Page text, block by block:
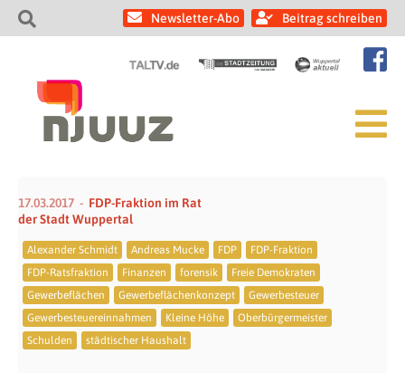
Newsletter-Abo Beitrag schreiben
17.03.2017
FDP-Fraktion im Rat
der Stadt Wuppertal
Alexander Schmidt Andreas Mucke FDP
FDP-Fraktion
FDP-Ratsfraktion
Finanzen forensik
Freie Demokraten
Gewerbeflächen
Gewerbeflächenkonzept
Gewerbesteuer
Gewerbesteuereinnahmen
Kleine Höhe
Oberbürgermeister
Schulden
städtischer Haushalt